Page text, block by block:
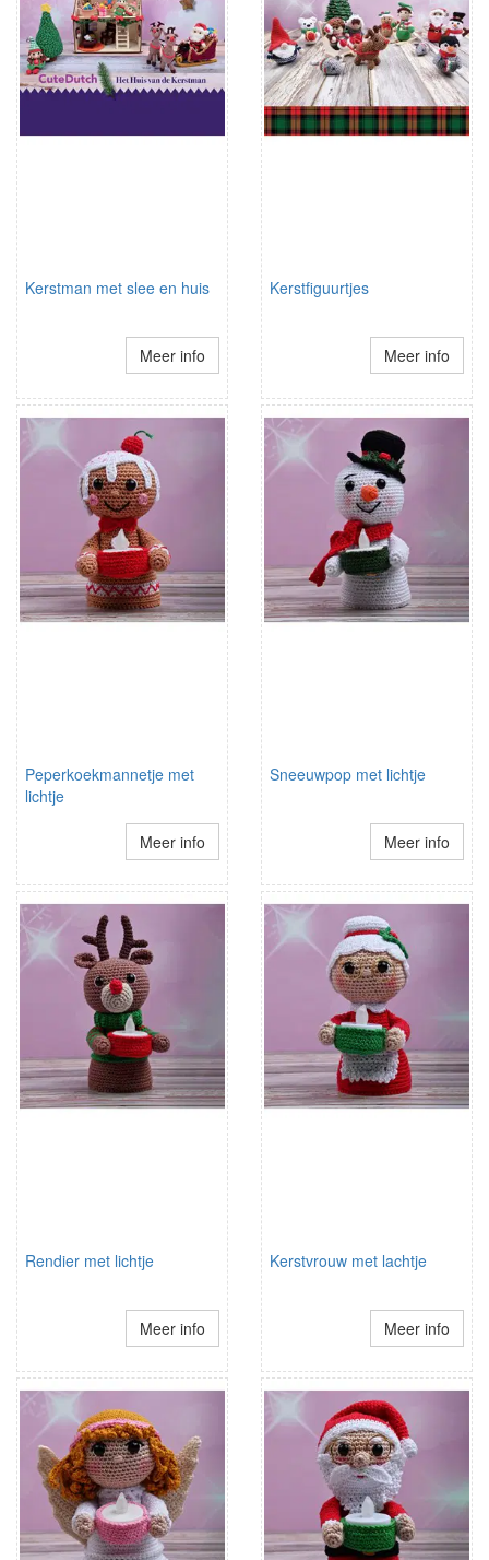
Kerstman met slee en huis
Meer info
Kerstfiguurtjes
Meer info
Peperkoekmannetje met
lichtje
Meer info
Sneeuwpop met lichtje
Meer info
Rendier met lichtje
Meer info
Kerstvrouw met lachtje
Meer info